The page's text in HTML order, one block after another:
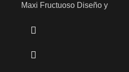
EN
Maxi Fructuoso Diseño y
Sello: Metal Norte Estilo:
Death,… Fecha De